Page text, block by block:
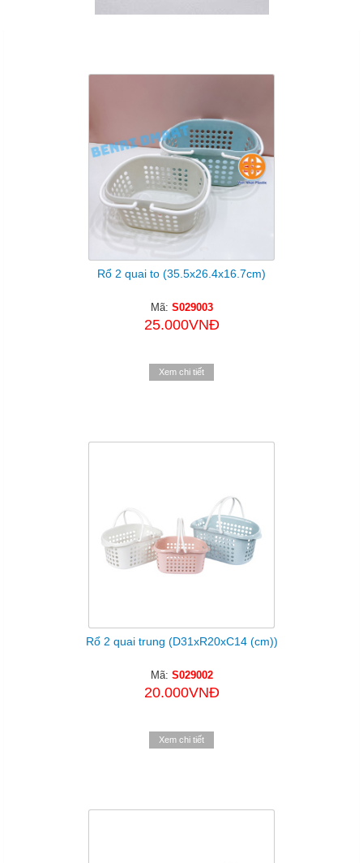
Rổ 2 quai to (35.5x26.4x16.7cm)
Mã: S029003
25.000VNĐ
Xem chi tiết
Rổ 2 quai trung (D31xR20xC14 (cm))
Mã: S029002
20.000VNĐ
Xem chi tiết